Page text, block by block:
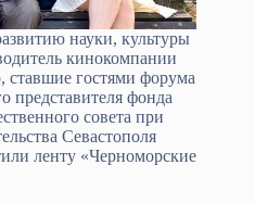
науки, культуры
кинокомпании
гостями форума
представителя фонда
совета при
Севастополя
ленту «Черноморские